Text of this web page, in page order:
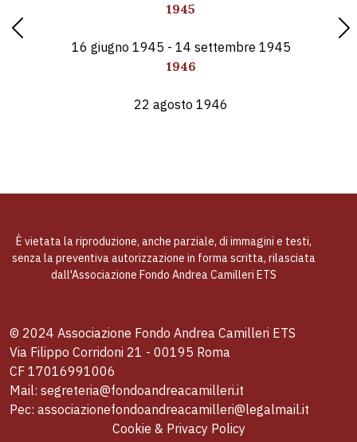
1945
16 giugno 1945 - 14 settembre 1945
1946
22 agosto 1946
Previous
È vietata la riproduzione, anche parziale, di immagini e testi,
senza la preventiva autorizzazione in forma scritta, rilasciata
dall'Associazione Fondo Andrea Camilleri ETS
© 2024 Associazione Fondo Andrea Camilleri ETS
Via Filippo Corridoni 21 - 00195 Roma
CF 17016991006
Mail: segreteria@fondoandreacamilleri.it
Pec: associazionefondoandreacamilleri@legalmail.it
Cookie & Privacy Policy